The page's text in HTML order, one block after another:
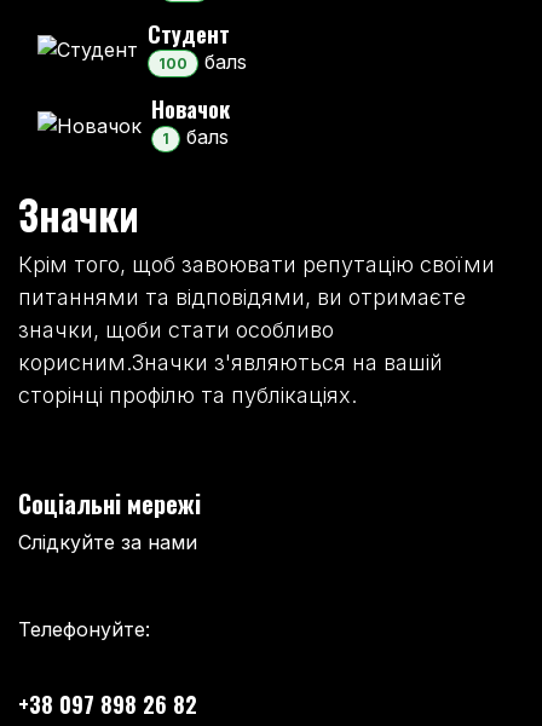
Студент
100 балs
Новачок
1 балs
Значки
Крім того, щоб завоювати репутацію своїми
питаннями та відповідями, ви отримаєте
значки, щоби стати особливо
корисним.Значки з'являються на вашій
сторінці профілю та публікаціях.
Соціальні мережі
Слідкуйте за нами
Телефонуйте:
+38 097 898 26 82